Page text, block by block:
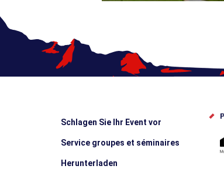
Schlagen Sie Ihr Event vor
Service groupes et séminaires
Herunterladen